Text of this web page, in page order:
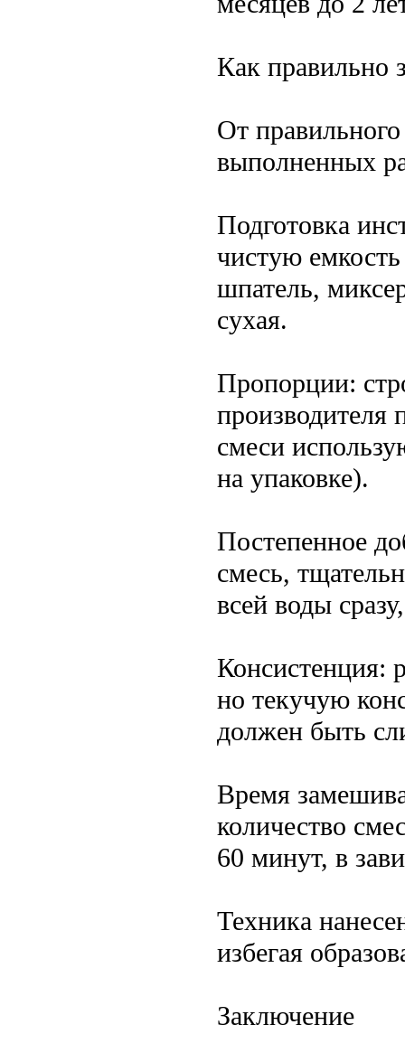
Как правильно
От правильного
выполненных
Подготовка
чистую
шпатель,
сухая.
Пропорции:
смеси
на упаковке).
Постепенное
смесь,
всей воды
Консистенция:
но текучую
должен быть
Время
количество
60 минут, в
Техника
избегая
Заключение